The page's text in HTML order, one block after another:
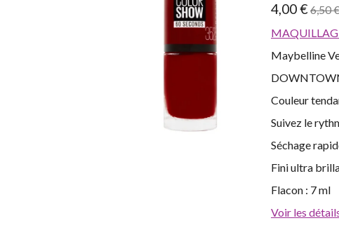
4,00 € 6,50
Maybelline
Couleur
Suivez le
Séchage
Fini ultra
Flacon : 7 ml
Voir les